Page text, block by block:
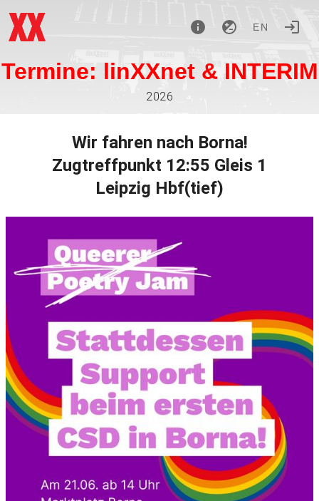
EN
Termine: linXXnet & INTERIM
2026
Wir fahren nach Borna!
Zugtreffpunkt 12:55 Gleis 1
Leipzig Hbf(tief)